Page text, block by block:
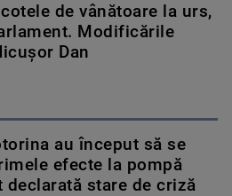
de vânătoare la urs,
Modificările
Dan
au început să se
efecte la pompă
declarată stare de criză